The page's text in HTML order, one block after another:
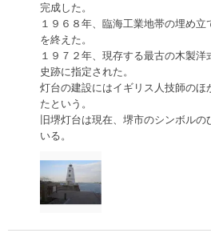
完成した。
１９６８年、臨海工業地帯の埋め
を終えた。
１９７２年、現存する最古の木製
史跡に指定された。
灯台の建設にはイギリス人技師のほ
たという。
旧堺灯台は現在、堺市のシンボル
いる。